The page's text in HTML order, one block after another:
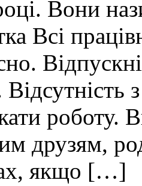
Вони
Всі
роботу.
друзям,
якщо […]